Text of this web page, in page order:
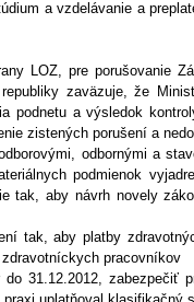
a vzdelávanie a
LOZ, pre porušovanie
zaväzuje, že
podnetu a výsledok
zistených porušení a
odbornými a
podmienok
tak, aby návrh novely
tak, aby platby
pracovníkov
31.12.2012, zabezpečiť